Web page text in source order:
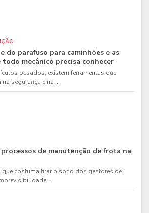
do parafuso para caminhões e as
mecânico precisa conhecer
pesados, existem ferramentas que
segurança e na ...
de manutenção de frota na
que costuma tirar o sono dos gestores de